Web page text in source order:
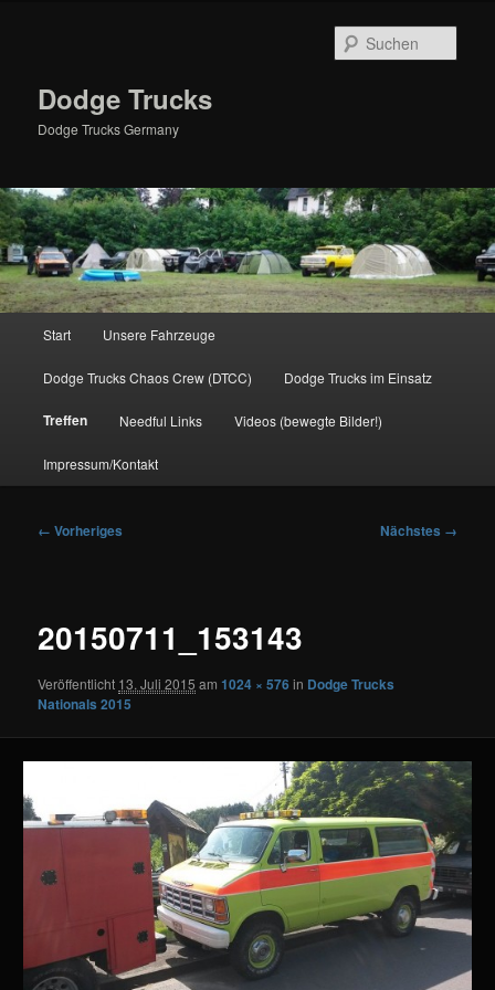
Dodge Trucks
Dodge Trucks Germany
Start Unsere Fahrzeuge
Dodge Trucks Chaos Crew (DTCC) Dodge Trucks im Einsatz
Treffen Needful Links Videos (bewegte Bilder!)
Impressum/Kontakt
Bilder-
← Vorheriges Nächstes →
20150711_153143
Veröffentlicht 13. Juli 2015 am1024 × 576 in Dodge Trucks
Nationals 2015